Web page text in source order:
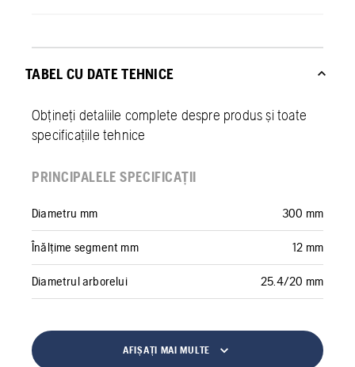
TABEL CU DATE TEHNICE
Obțineți detaliile complete despre produs și toate
specificațiile tehnice
PRINCIPALELE SPECIFICAȚII
Diametru mm 300 mm
Înălțime segment mm 12 mm
Diametrul arborelui 25.4/20 mm
AFIȘAȚI MAI MULTE